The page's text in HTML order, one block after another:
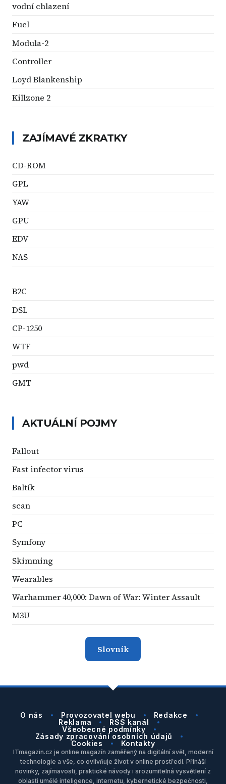
vodní chlazení
Fuel
Modula-2
Controller
Loyd Blankenship
Killzone 2
ZAJÍMAVÉ ZKRATKY
CD-ROM
GPL
YAW
GPU
EDV
NAS
B2C
DSL
CP-1250
WTF
pwd
GMT
AKTUÁLNÍ POJMY
Fallout
Fast infector virus
Baltík
scan
PC
Symfony
Skimming
Wearables
Warhammer 40,000: Dawn of War: Winter Assault
M3U
Slovník
O nás Provozovatel webu
Redakce
Reklama
RSS kanál
Všeobecné podmínky
Zásady zpracování osobních údajů
Cookies
Kontakty
ITmagazin.cz je online magazín zaměřený na digitální svět, moderní
technologie a vše, co ovlivňuje život v online prostředí. Přináší
novinky, zajímavosti, praktické návody i srozumitelná vysvětlení z
oblasti umělé inteligence, internetu, kybernetické bezpečnosti,